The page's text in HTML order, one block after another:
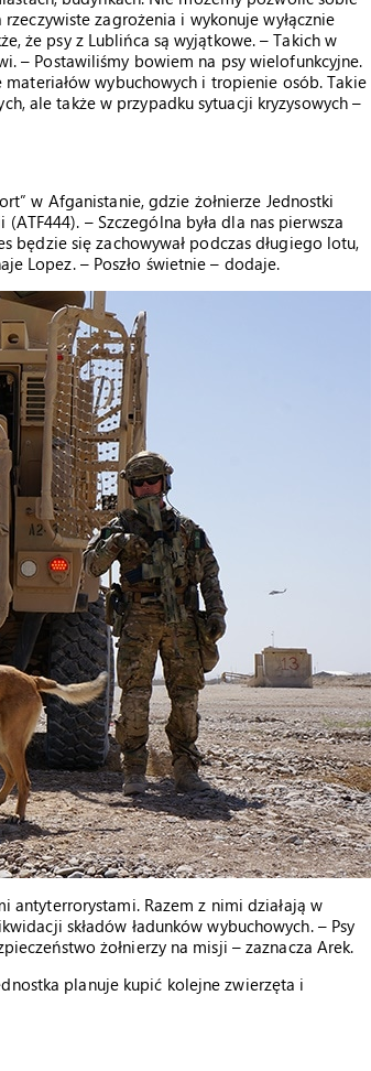
zagrożenia i wykonuje wyłącznie
że psy z Lublińca są wyjątkowe. – Takich w
– Postawiliśmy bowiem na psy wielofunkcyjne.
wybuchowych i tropienie osób. Takie
ale także w przypadku sytuacji kryzysowych –
w Afganistanie, gdzie żołnierze Jednostki
– Szczególna była dla nas pierwsza
będzie się zachowywał podczas długiego lotu,
Lopez. – Poszło świetnie – dodaje.
antyterrorystami. Razem z nimi działają w
składów ładunków wybuchowych. – Psy
żołnierzy na misji – zaznacza Arek.
planuje kupić kolejne zwierzęta i